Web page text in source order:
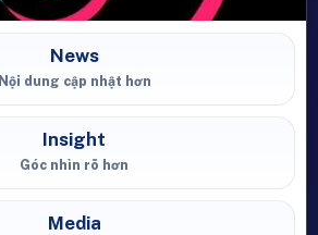
News
Nội dung cập nhật hơn
Insight
Góc nhìn rõ hơn
Media